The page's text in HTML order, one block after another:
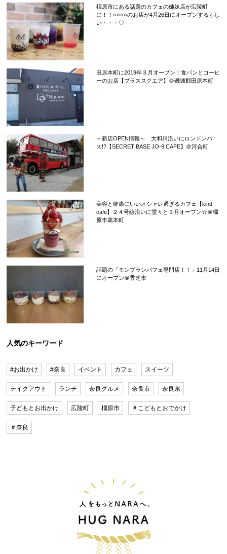
橿原市にある話題のカフェの姉妹店が広陵町
に！！○○○○のお店が4月26日にオープンするらし
い・・・♡
田原本町に2019年３月オープン！食パンとコーヒ
ーのお店【プラススクエア】＠磯城郡田原本町
～新店OPEN情報～ 大和川沿いにロンドンバ
ス!?【SECRET BASE JO-9,CAFE】＠河合町
美容と健康にいいオシャレ過ぎるカフェ【kind
cafe】２４号線沿いに堂々と３月オープン☆＠橿
原市葛本町
話題の「モンブランパフェ専門店！！」11月14日
にオープン＠香芝市
人気のキーワード
#お出かけ #奈良 イベント カフェ スイーツ
テイクアウト ランチ 奈良グルメ 奈良市 奈良県
子どもとお出かけ 広陵町 橿原市 ＃こどもとおでかけ
＃奈良